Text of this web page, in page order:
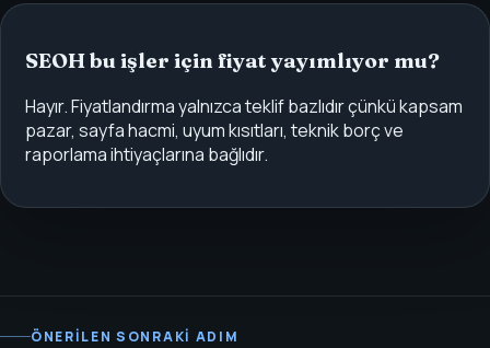
SEOH bu işler için fiyat yayımlıyor mu?
Hayır. Fiyatlandırma yalnızca teklif bazlıdır çünkü kapsam
pazar, sayfa hacmi, uyum kısıtları, teknik borç ve
raporlama ihtiyaçlarına bağlıdır.
ÖNERILEN SONRAKI ADIM